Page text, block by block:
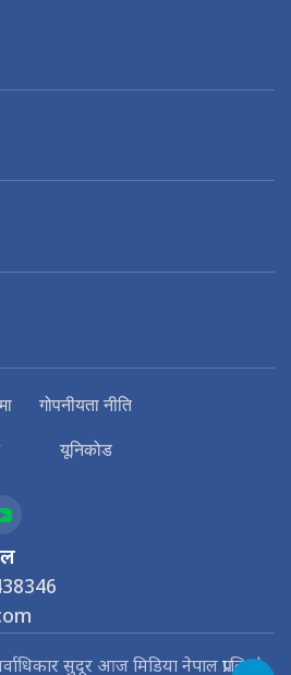
गोपनीयता नीति
यूनिकोड
सुदूर आज मिडिया नेपाल प्रा.लि. |